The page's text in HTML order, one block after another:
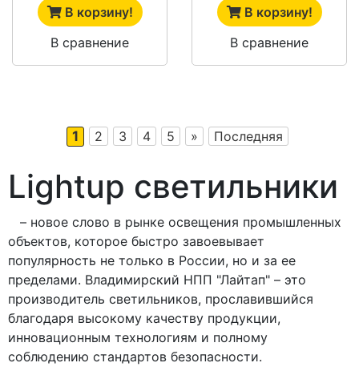
В корзину!
В сравнение
В корзину!
В сравнение
1 2 3 4 5 » Последняя
Lightup светильники
– новое слово в рынке освещения промышленных
объектов, которое быстро завоевывает
популярность не только в России, но и за ее
пределами. Владимирский НПП "Лайтап" – это
производитель светильников, прославившийся
благодаря высокому качеству продукции,
инновационным технологиям и полному
соблюдению стандартов безопасности.